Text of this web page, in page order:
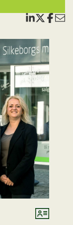
stor
at nyde den
mindst finde
hyggelige
udsigt over
samt skov i
til
på tlf. 8681